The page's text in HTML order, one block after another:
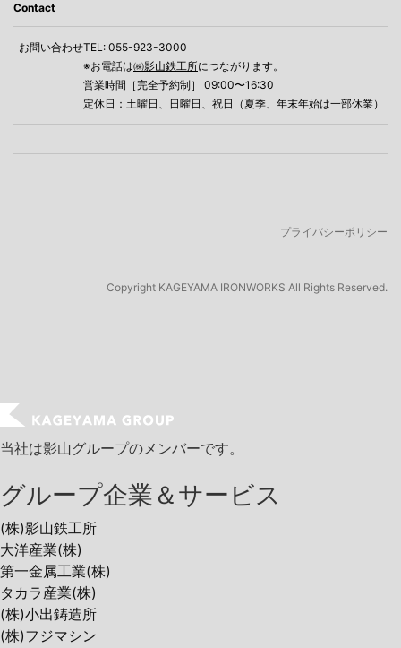
Contact
お問い合わせTEL: 055-923-3000
※お電話は㈱影山鉄工所につながります。
営業時間［完全予約制］ 09:00〜16:30
定休日：土曜日、日曜日、祝日（夏季、年末年始は一部休業）
プライバシーポリシー
Copyright KAGEYAMA IRONWORKS All Rights Reserved.
当社は影山グループのメンバーです。
グループ企業＆サービス
(株)影山鉄工所
大洋産業(株)
第一金属工業(株)
タカラ産業(株)
(株)小出鋳造所
(株)フジマシン